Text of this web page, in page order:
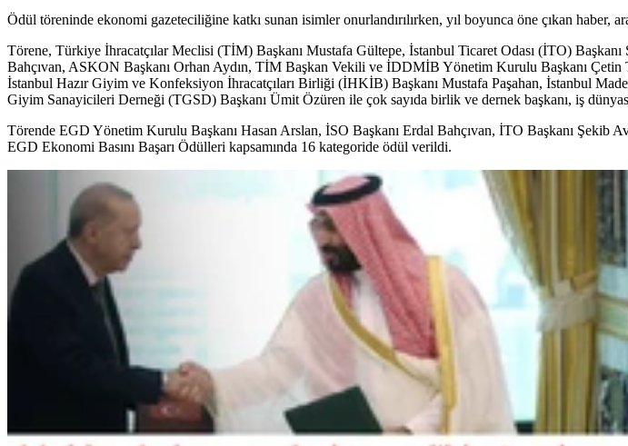
Ödül töreninde ekonomi gazeteciliğine katkı sunan isimler onurlandırılırken, yıl boyunca öne çıkan haber,
Törene, Türkiye İhracatçılar Meclisi (TİM) Başkanı Mustafa Gültepe, İstanbul Ticaret Odası (İTO)
Bahçıvan, ASKON Başkanı Orhan Aydın, TİM Başkan Vekili ve İDDMİB Yönetim Kurulu Başkanı
İstanbul Hazır Giyim ve Konfeksiyon İhracatçıları Birliği (İHKİB) Başkanı Mustafa Paşahan, İstanbul
Giyim Sanayicileri Derneği (TGSD) Başkanı Ümit Özüren ile çok sayıda birlik ve dernek başkanı, iş
Törende EGD Yönetim Kurulu Başkanı Hasan Arslan, İSO Başkanı Erdal Bahçıvan, İTO Başkanı Şekib
EGD Ekonomi Basını Başarı Ödülleri kapsamında 16 kategoride ödül verildi.